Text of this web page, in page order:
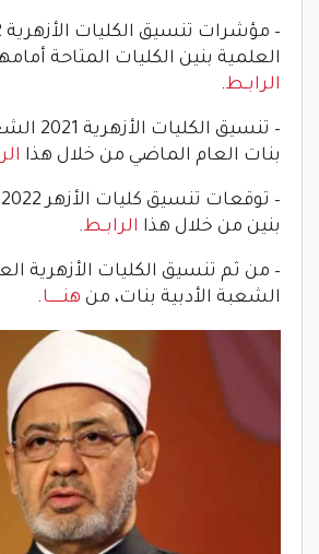
العلمية بنين الكليات المتاحة
الرابــط.
– تنسيق
بنات العام الماضي من خلال هذا
بنين من خلال هذا الرابــط.
– من ثم تنسيق الكليات الأزهرية
الشعبة الأدبية بنات، من هنــــــا.